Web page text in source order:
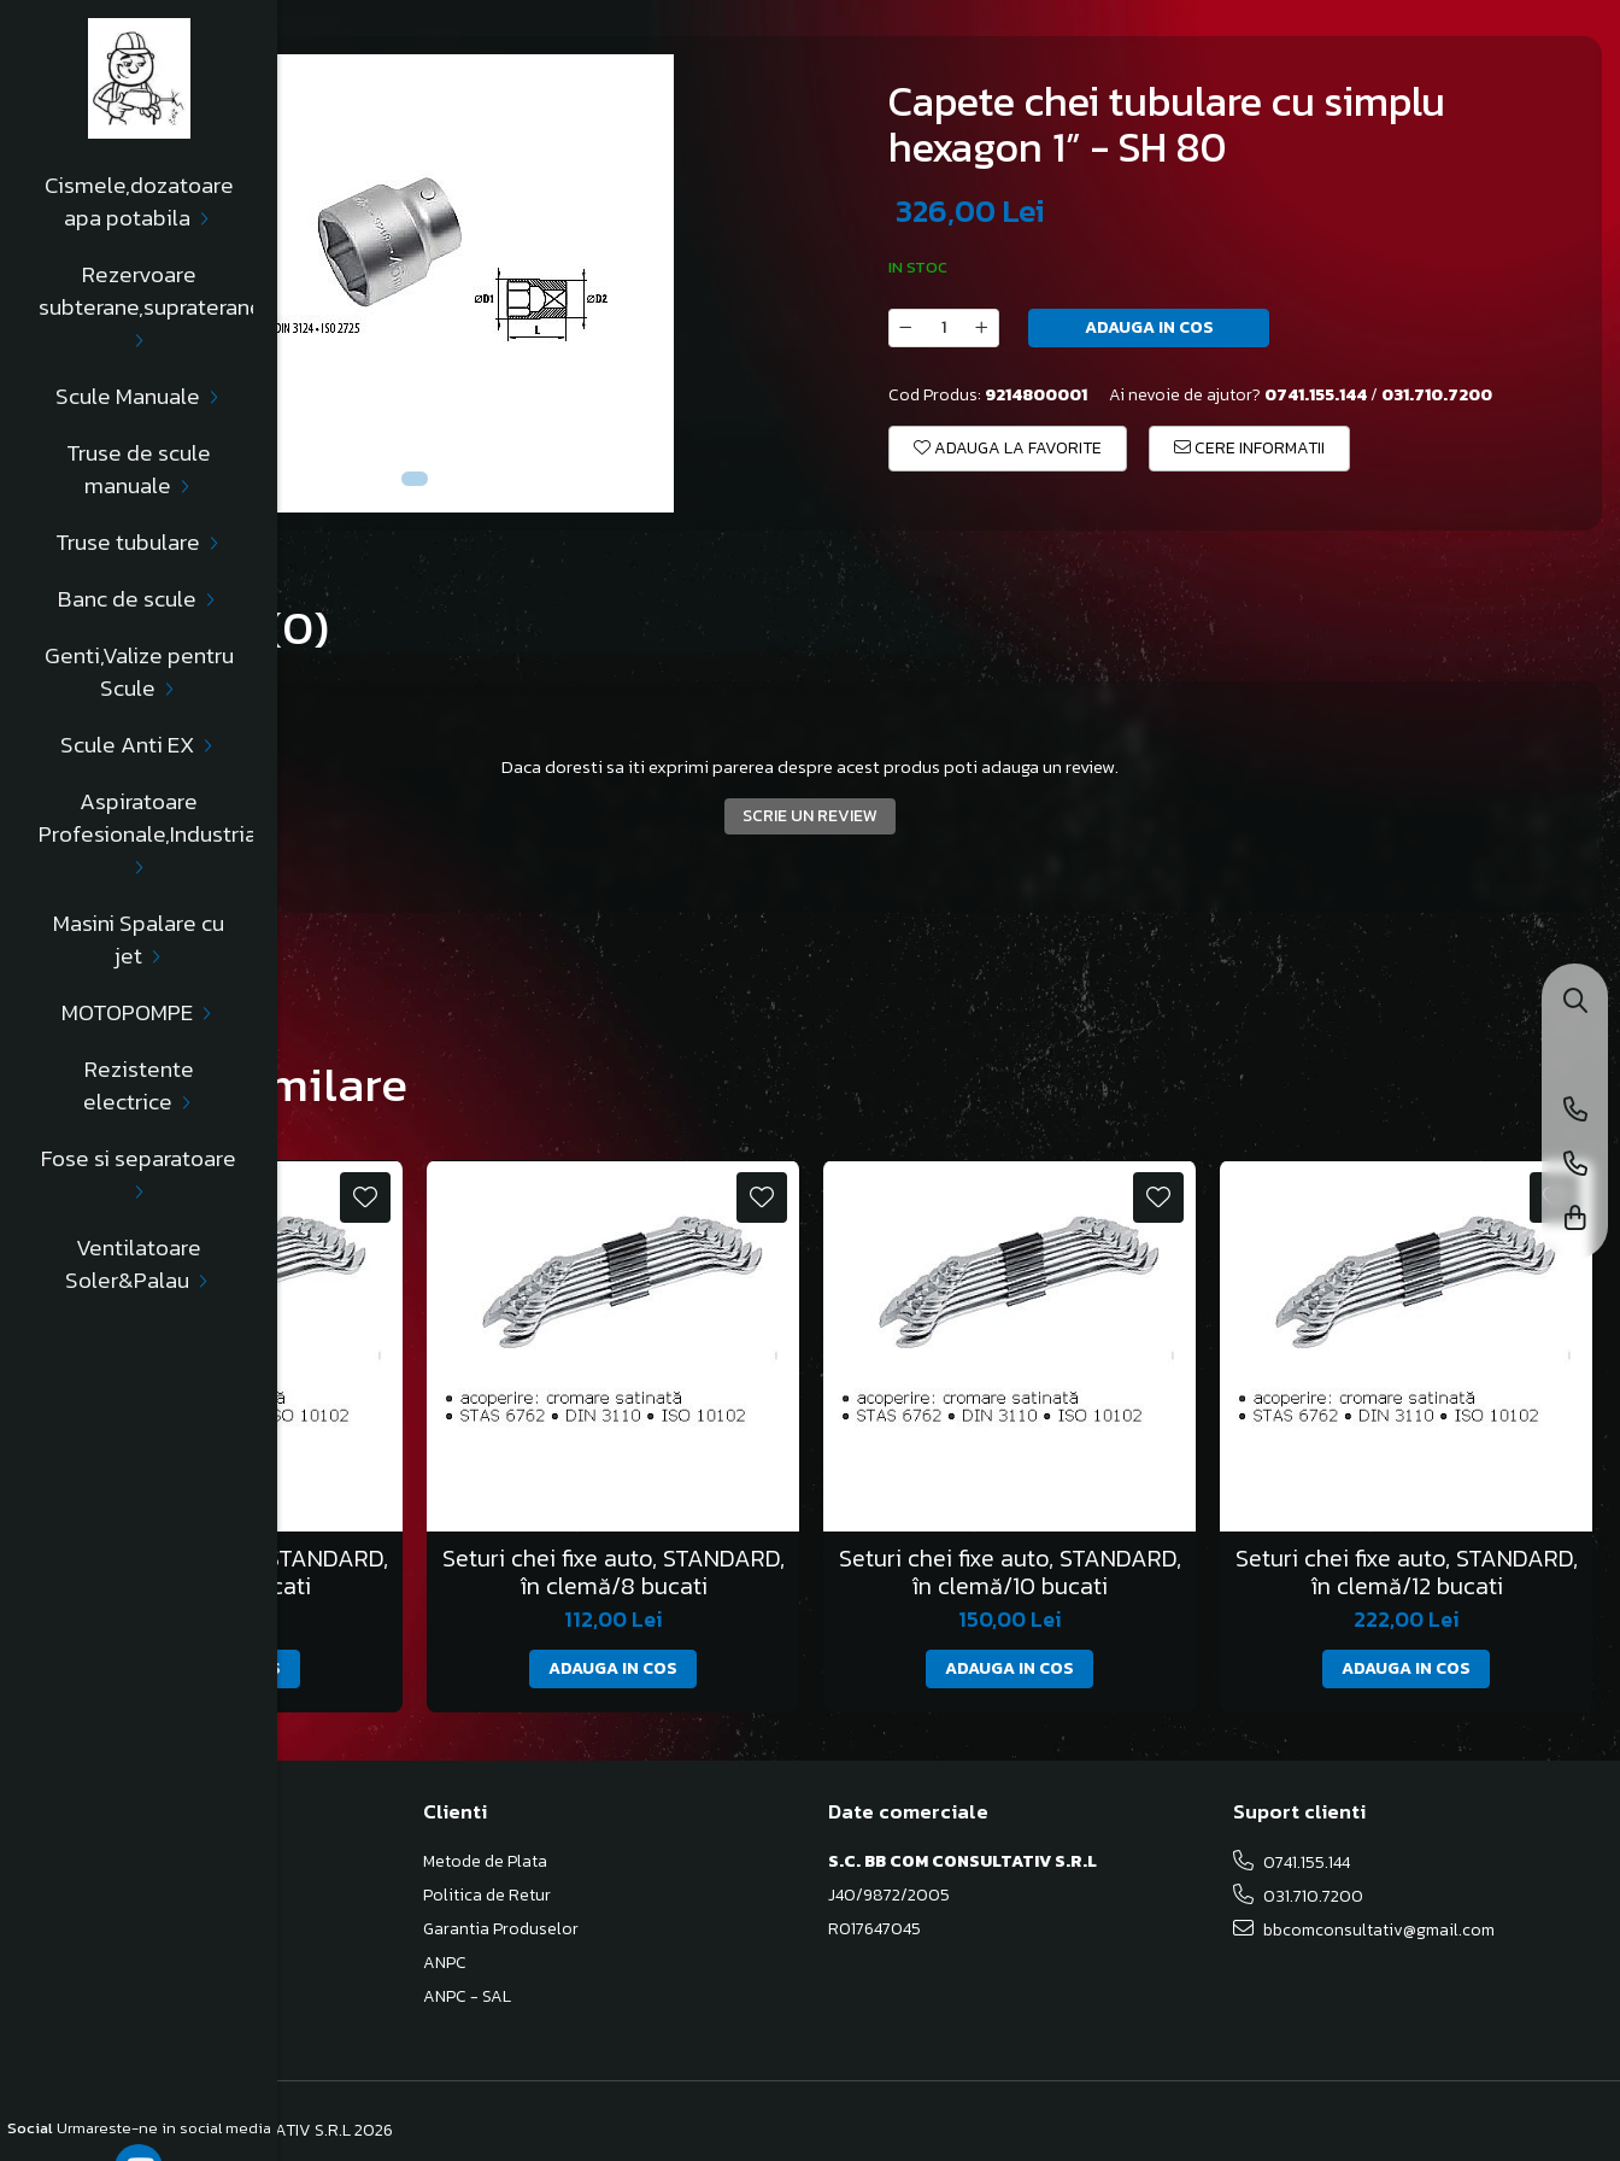
Cismele,dozatoare
apa potabila
Rezervoare
subterane,supraterane
Scule Manuale
Truse de scule
manuale
Truse tubulare
Banc de scule
Genti,Valize pentru
Scule
Scule Anti EX
Aspiratoare
Profesionale,Industriale
Masini Spalare cu
jet
MOTOPOMPE
Rezistente
electrice
Fose si separatoare
Ventilatoare
Soler&Palau
SocialUrmareste-ne in social media
Capete chei tubulare cu simplu
hexagon 1” - SH 80
326,00 Lei
IN STOC
ADAUGA IN COS
Cod Produs: 9214800001 Ai nevoie de ajutor? 0741.155.144/ 031.710.7200
ADAUGA LA FAVORITE CERE INFORMATII
Review-uri (0)
Daca doresti sa iti exprimi parerea despre acest produs poti adauga un review.
SCRIE UN REVIEW
Produse similare
Seturi chei fixe auto, STANDARD,
în clemă/6 bucati
ADAUGA IN COS
Seturi chei fixe auto, STANDARD,
în clemă/8 bucati
112,00 Lei
ADAUGA IN COS
Seturi chei fixe auto, STANDARD,
în clemă/10 bucati
150,00 Lei
ADAUGA IN COS
Seturi chei fixe auto, STANDARD,
în clemă/12 bucati
222,00 Lei
ADAUGA IN COS
Clienti
Metode de Plata
Politica de Retur
Garantia Produselor
ANPC
ANPC - SAL
Date comerciale
S.C. BB COM CONSULTATIV S.R.L
J40/9872/2005
RO17647045
Suport clienti
0741.155.144
031.710.7200
bbcomconsultativ@gmail.com
©Copyright S.C. BB COM CONSULTATIV S.R.L 2026
Platforma E-commerce by Gomag